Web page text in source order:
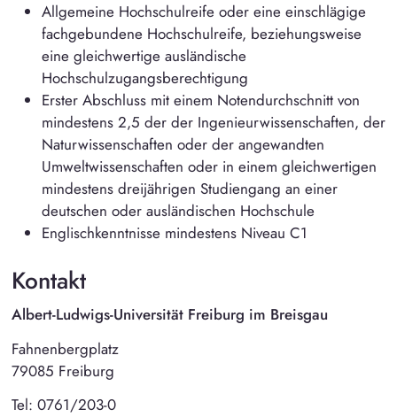
Allgemeine Hochschulreife oder eine einschlägige
fachgebundene Hochschulreife, beziehungsweise
eine gleichwertige ausländische
Hochschulzugangsberechtigung
Erster Abschluss mit einem Notendurchschnitt von
mindestens 2,5 der der Ingenieurwissenschaften, der
Naturwissenschaften oder der angewandten
Umweltwissenschaften oder in einem gleichwertigen
mindestens dreijährigen Studiengang an einer
deutschen oder ausländischen Hochschule
Englischkenntnisse mindestens Niveau C1
Kontakt
Albert-Ludwigs-Universität Freiburg im Breisgau
Fahnenbergplatz
79085 Freiburg
Tel: 0761/203-0